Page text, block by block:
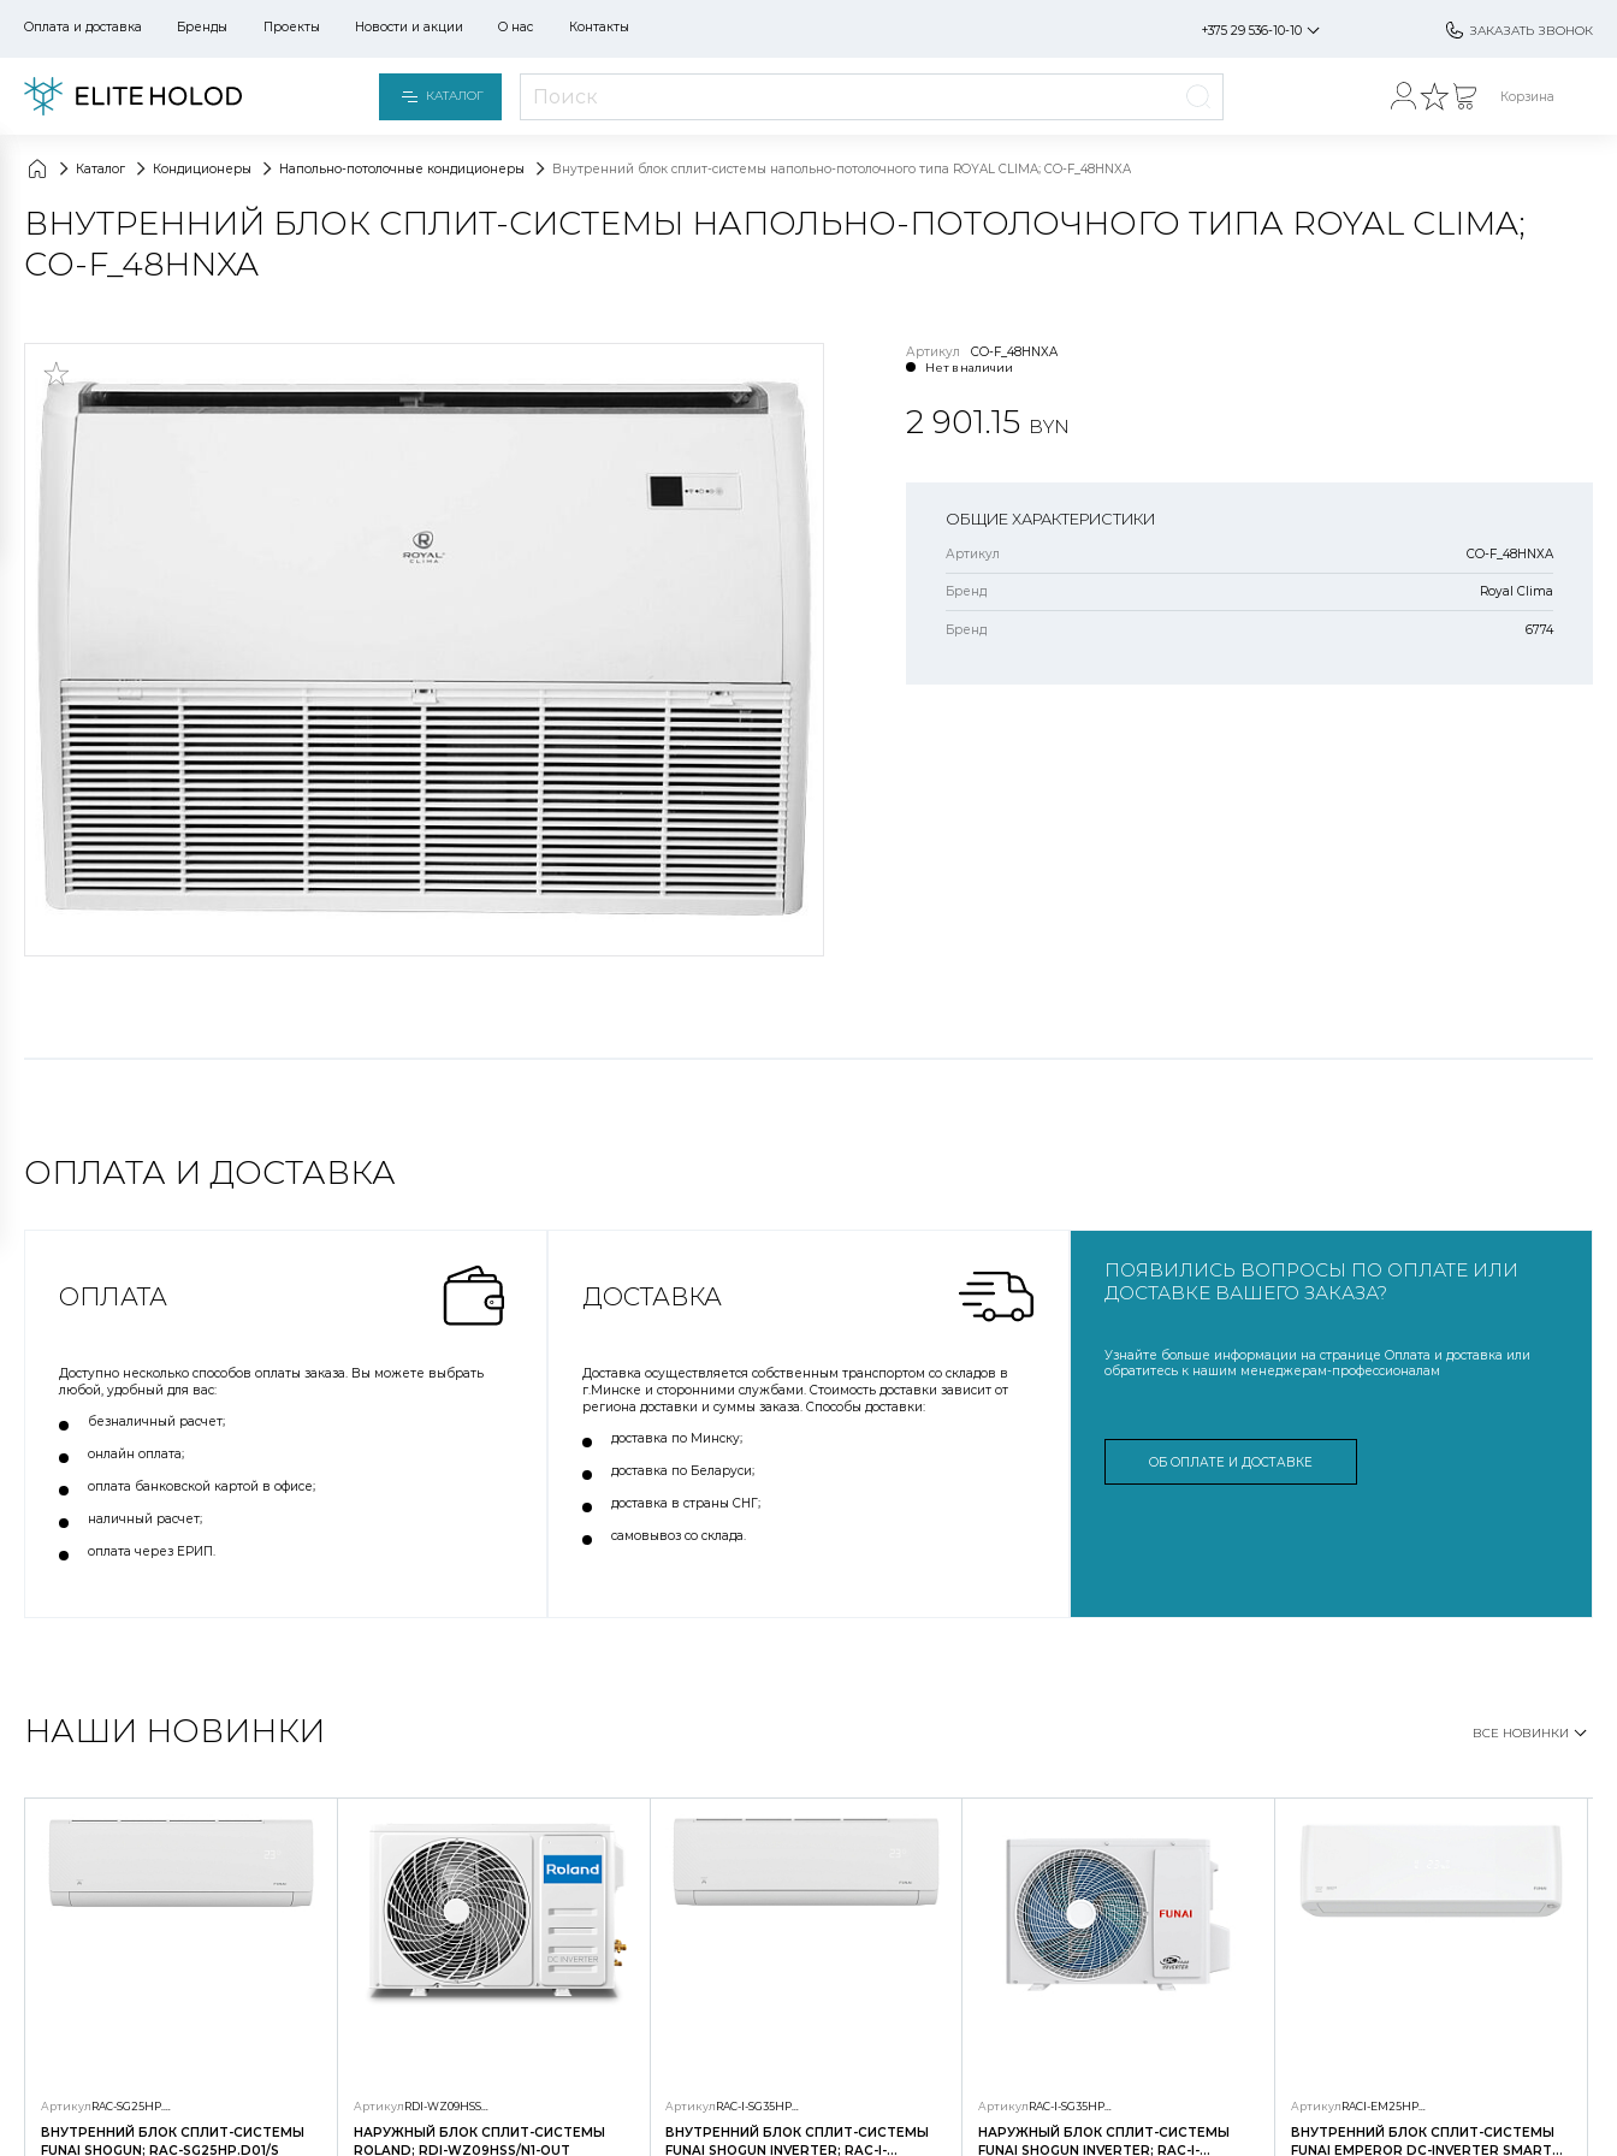
Оплата и доставка Бренды Проекты Новости и акции О нас Контакты +375 29 536-10-10 ЗАКАЗАТЬ ЗВОНОК
КАТАЛОГ Корзина
Каталог Кондиционеры Напольно-потолочные кондиционеры Внутренний блок сплит-системы напольно-потолочного типа ROYAL CLIMA; CO-F_48HNXA
ВНУТРЕННИЙ БЛОК СПЛИТ-СИСТЕМЫ НАПОЛЬНО-ПОТОЛОЧНОГО ТИПА ROYAL CLIMA;
CO-F_48HNXA
Артикул CO-F_48HNXA
Нет в наличии
2 901.15 BYN
ОБЩИЕ ХАРАКТЕРИСТИКИ
Артикул CO-F_48HNXA
Бренд Royal Clima
Бренд 6774
ОПЛАТА И ДОСТАВКА
ОПЛАТА
Доступно несколько способов оплаты заказа. Вы можете выбрать
любой, удобный для вас:
безналичный расчет;
онлайн оплата;
оплата банковской картой в офисе;
наличный расчет;
оплата через ЕРИП.
ДОСТАВКА
Доставка осуществляется собственным транспортом со складов в
г.Минске и сторонними службами. Стоимость доставки зависит от
региона доставки и суммы заказа. Способы доставки:
доставка по Минску;
доставка по Беларуси;
доставка в страны СНГ;
самовывоз со склада.
ПОЯВИЛИСЬ ВОПРОСЫ ПО ОПЛАТЕ ИЛИ
ДОСТАВКЕ ВАШЕГО ЗАКАЗА?
Узнайте больше информации на странице Оплата и доставка или
обратитесь к нашим менеджерам-профессионалам
ОБ ОПЛАТЕ И ДОСТАВКЕ
НАШИ НОВИНКИ ВСЕ НОВИНКИ
Артикул
ВНУТРЕННИЙ БЛОК СПЛИТ-СИСТЕМЫ
FUNAI SHOGUN; RAC-SG25HP.D01/S
Артикул RDI-WZ09HSS/N1-OUT
НАРУЖНЫЙ БЛОК СПЛИТ-СИСТЕМЫ
ROLAND; RDI-WZ09HSS/N1-OUT
Артикул
ВНУТРЕННИЙ БЛОК СПЛИТ-СИСТЕМЫ
FUNAI SHOGUN INVERTER; RAC-I-
Артикул
НАРУЖНЫЙ БЛОК СПЛИТ-СИСТЕМЫ
FUNAI SHOGUN INVERTER; RAC-I-
Артикул RACI-EM25HP.D04/S
ВНУТРЕННИЙ БЛОК СПЛИТ-СИСТЕМЫ
FUNAI EMPEROR DC-INVERTER SMART